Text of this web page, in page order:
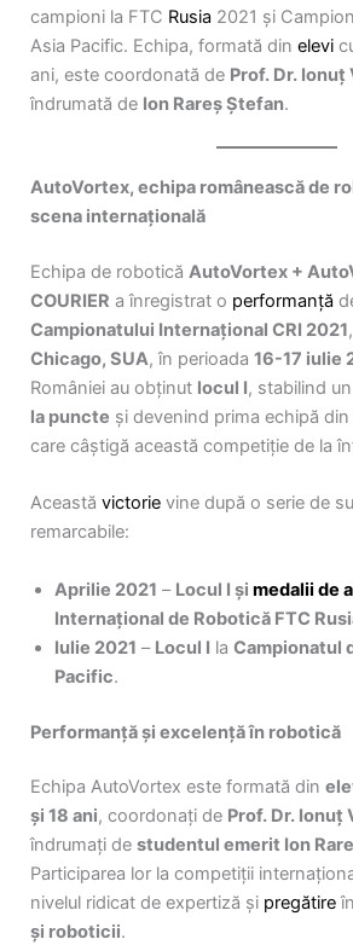
campioni la FTC Rusia 2021 și
Asia Pacific. Echipa, formată din elevi
ani, este coordonată de Prof. Dr. Ionuț
îndrumată de Ion Rareș Ștefan.
AutoVortex, echipa românească de
scena internațională
Echipa de robotică AutoVortex +
COURIER a înregistrat o performanță
Campionatului Internațional CRI 2021
Chicago, SUA, în perioada 16-17 iulie
României au obținut locul I, stabilind un
la puncte și devenind prima echipă din
care câștigă această competiție de la
Această victorie vine după o serie de
remarcabile:
Aprilie 2021 – Locul I și medalii de
Internațional de Robotică FTC
Iulie 2021 – Locul I la Campionatul
Pacific.
Performanță și excelență în robotică
Echipa AutoVortex este formată din
și 18 ani, coordonați de Prof. Dr. Ionuț
îndrumați de studentul emerit Ion
Participarea lor la competiții
nivelul ridicat de expertiză și pregătire
și roboticii.